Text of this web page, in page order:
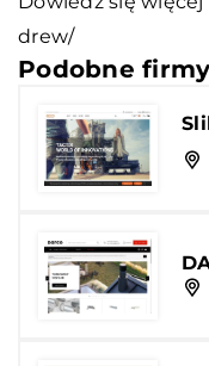
drew/
Podobne firmy